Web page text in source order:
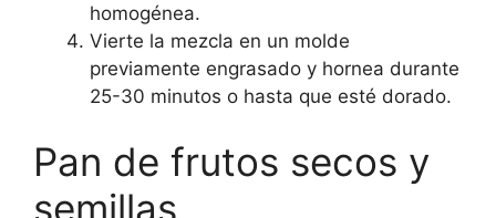
homogénea.
Vierte la mezcla en un molde
previamente engrasado y hornea durante
25-30 minutos o hasta que esté dorado.
Pan de frutos secos y
semillas